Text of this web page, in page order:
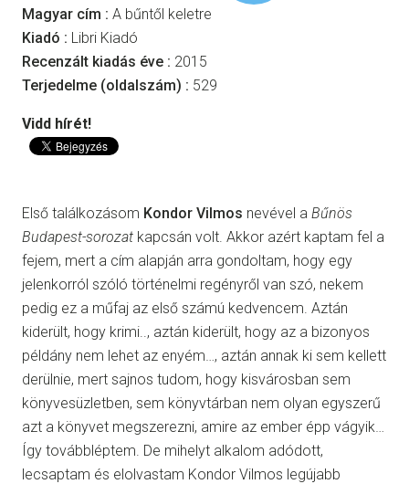
Magyar cím : A bűntől keletre
Kiadó : Libri Kiadó
Recenzált kiadás éve : 2015
Terjedelme (oldalszám) : 529
Vidd hírét!
Első találkozásom Kondor Vilmos nevével a Bűnös
Budapest-sorozat kapcsán volt. Akkor azért kaptam fel a
fejem, mert a cím alapján arra gondoltam, hogy egy
jelenkorról szóló történelmi regényről van szó, nekem
pedig ez a műfaj az első számú kedvencem. Aztán
kiderült, hogy krimi.., aztán kiderült, hogy az a bizonyos
példány nem lehet az enyém…, aztán annak ki sem kellett
derülnie, mert sajnos tudom, hogy kisvárosban sem
könyvesüzletben, sem könyvtárban nem olyan egyszerű
azt a könyvet megszerezni, amire az ember épp vágyik…
Így továbbléptem. De mihelyt alkalom adódott,
lecsaptam és elolvastam Kondor Vilmos legújabb